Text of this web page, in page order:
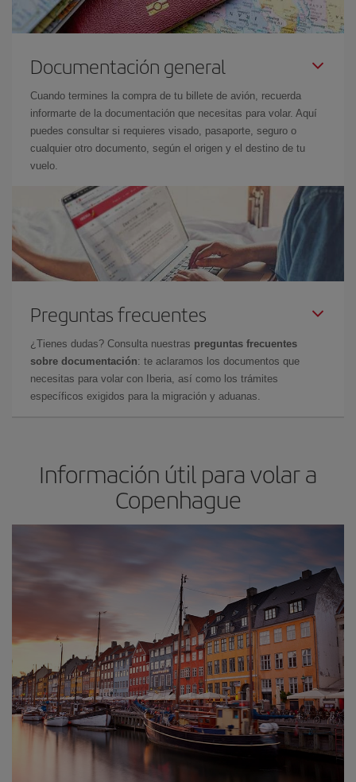
Documentación general
Cuando termines la compra de tu billete de avión, recuerda
informarte de la documentación que necesitas para volar. Aquí
puedes consultar si requieres visado, pasaporte, seguro o
cualquier otro documento, según el origen y el destino de tu
vuelo.
Preguntas frecuentes
¿Tienes dudas? Consulta nuestras preguntas frecuentes
sobre documentación: te aclaramos los documentos que
necesitas para volar con Iberia, así como los trámites
específicos exigidos para la migración y aduanas.
Información útil para volar a
Copenhague